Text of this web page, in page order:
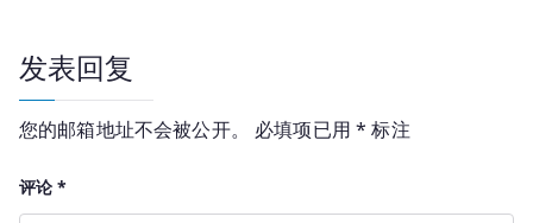
航
发表回复
您的邮箱地址不会被公开。 必填项已用* 标注
评论*